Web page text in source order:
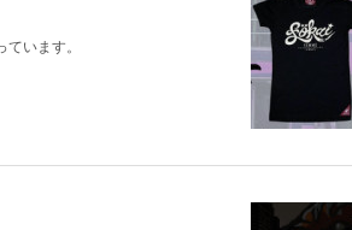
います。